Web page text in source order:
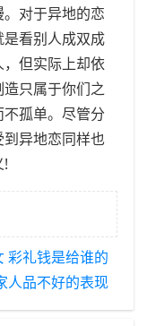
对于异地的恋
看别人成双成
但实际上却依
只属于你们之
孤单。尽管分
异地恋同样也
!
彩礼钱是给谁的
人品不好的表现